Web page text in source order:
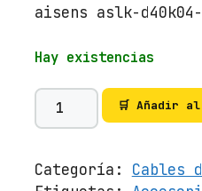
aisens aslk-
Hay existencias
C
a
l
e
🛒 Añadir
Categoría: Cables